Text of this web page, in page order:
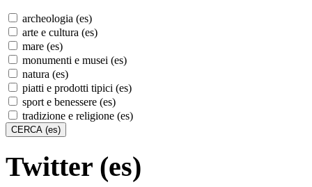
archeologia (es)
arte e cultura (es)
mare (es)
monumenti e musei (es)
natura (es)
piatti e prodotti tipici (es)
sport e benessere (es)
tradizione e religione (es)
Twitter (es)